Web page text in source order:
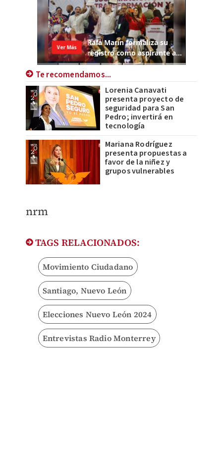
Te recomendamos...
Lorenia Canavati
presenta proyecto de
seguridad para San
Pedro; invertirá en
tecnología
Mariana Rodríguez
presenta propuestas a
favor de la niñez y
grupos vulnerables
nrm
TAGS RELACIONADOS:
Movimiento Ciudadano
Santiago, Nuevo León
Elecciones Nuevo León 2024
Entrevistas Radio Monterrey